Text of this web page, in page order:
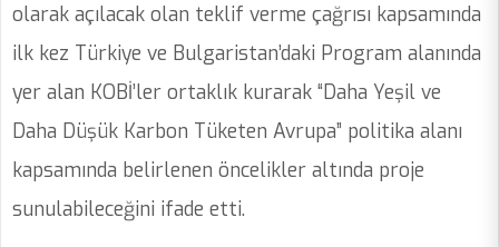
olarak açılacak olan teklif verme çağrısı kapsamında
ilk kez Türkiye ve Bulgaristan’daki Program alanında
yer alan KOBİ’ler ortaklık kurarak “Daha Yeşil ve
Daha Düşük Karbon Tüketen Avrupa” politika alanı
kapsamında belirlenen öncelikler altında proje
sunulabileceğini ifade etti.